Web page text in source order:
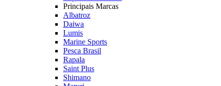
Principais Marcas
Albatroz
Daiwa
Lumis
Marine Sports
Pesca Brasil
Rapala
Saint Plus
Shimano